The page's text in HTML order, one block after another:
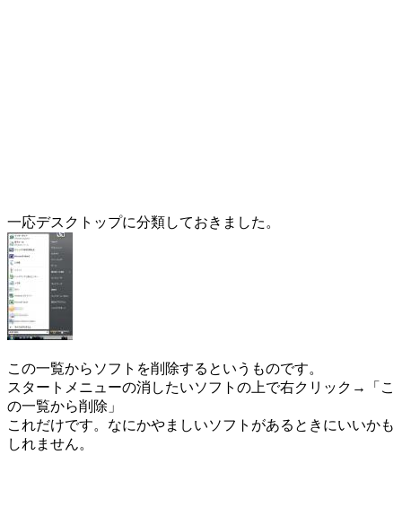
一応デスクトップに分類しておきました。
この一覧からソフトを削除するというものです。
スタートメニューの消したいソフトの上で右クリック→「こ
の一覧から削除」
これだけです。なにかやましいソフトがあるときにいいかも
しれません。